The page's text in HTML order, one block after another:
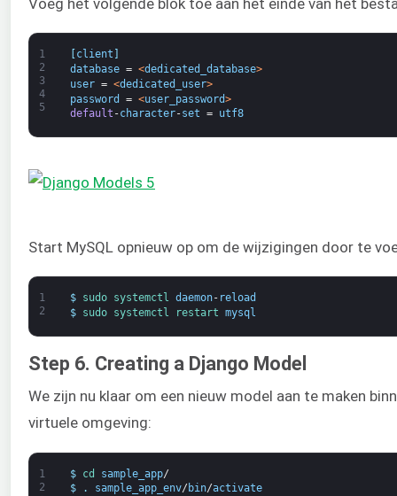
1
2
3
4
5
client
database = <dedicated_database>
user = <dedicated_user>
password
= <user_password>
default -character-set = utf8
Start MySQL opnieuw op om de wijzigingen door te
1
2
$ sudo systemctl daemon- reload
$
sudo systemctl restart mysql
Step 6. Creating a Django Model
We zijn nu klaar om een nieuw model aan te maken
virtuele omgeving:
1
2
$ cd sample_app/
$
. sample_app_env/ bin/activate